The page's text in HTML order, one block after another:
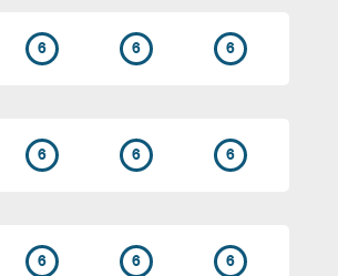
6 6 6
6 6 6
6 6 6